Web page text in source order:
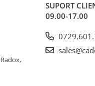
SUPORT
09.00-17.00